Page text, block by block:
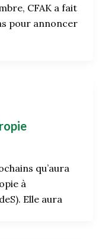
CFAK a fait
pour annoncer
qu’aura
à
Elle aura